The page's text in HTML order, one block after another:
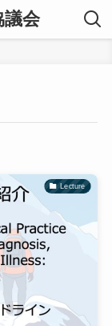
議会
Lecture